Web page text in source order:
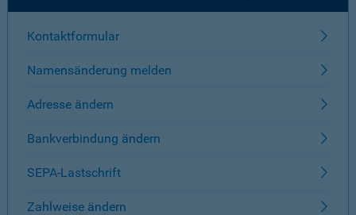
Kontaktformular
Namensänderung melden
Adresse ändern
Bankverbindung ändern
SEPA-Lastschrift
Zahlweise ändern